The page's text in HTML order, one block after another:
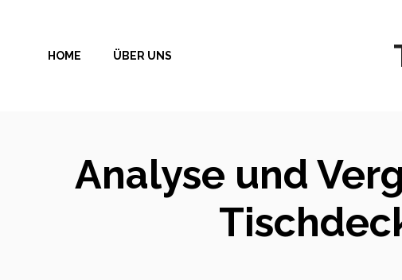
springenHOME ÜBER UNS
Analyse und